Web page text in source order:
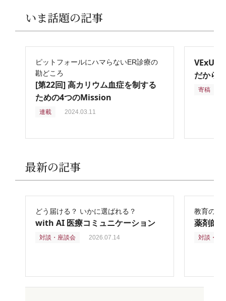
いま話題の記事
ピットフォールにハマらないER診療の
勘どころ
[第22回] 高カリウム血症を制する
ための4つのMission
連載 2024.03.11
VExUS
だから
寄稿
最新の記事
どう届ける？ いかに選ばれる？
with AI 医療コミュニケーション
対談・座談会 2026.07.14
教育の再
薬剤師
対談・座